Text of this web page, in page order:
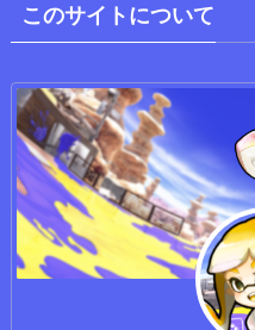
このサイトについて